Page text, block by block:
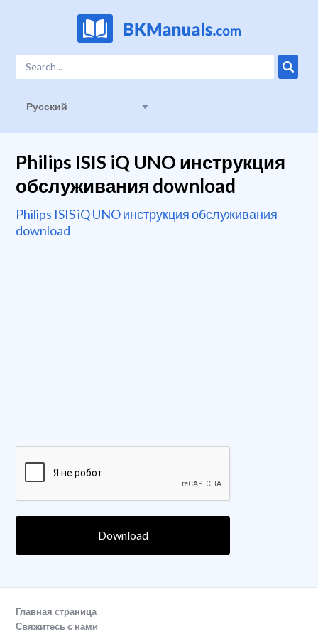
Русский
Philips ISIS iQ UNO инструкция
обслуживания download
Philips ISIS iQ UNO инструкция обслуживания
download
Download
Главная страница
Свяжитесь с нами